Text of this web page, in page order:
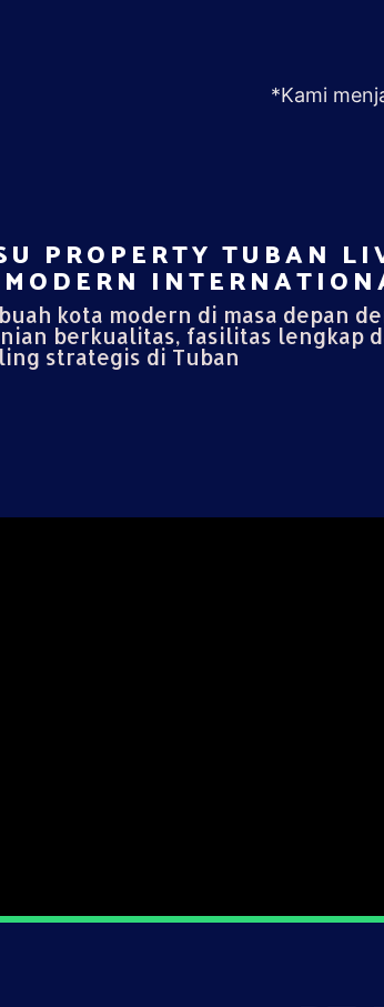
*Kami
PROPERTY TUBAN
kota modern di masa depan
berkualitas, fasilitas lengkap
strategis di Tuban